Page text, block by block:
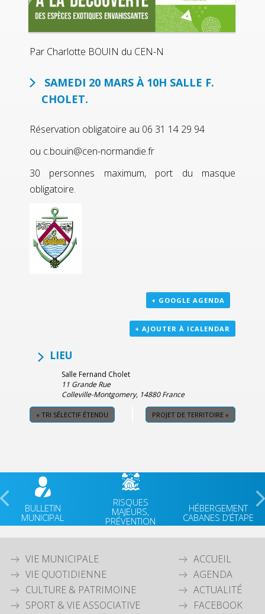
Par Charlotte BOUIN du CEN-N
SAMEDI 20 MARS À 10H SALLE F.
CHOLET.
Réservation obligatoire au 06 31 14 29 94
ou c.bouin@cen-normandie.fr
30 personnes maximum, port du masque
obligatoire.
+ GOOGLE AGENDA
+ AJOUTER À ICALENDAR
LIEU
Salle Fernand Cholet
11 Grande Rue
Colleville-Montgomery, 14880 France
« TRI SÉLECTIF ÉTENDU PROJET DE TERRITOIRE »
BULLETIN
MUNICIPAL
RISQUES
MAJEURS,
PRÉVENTION
HÉBERGEMENT
CABANES D’ÉTAPE
VIE MUNICIPALE
VIE QUOTIDIENNE
CULTURE & PATRIMOINE
SPORT & VIE ASSOCIATIVE
ACCUEIL
AGENDA
ACTUALITÉ
FACEBOOK